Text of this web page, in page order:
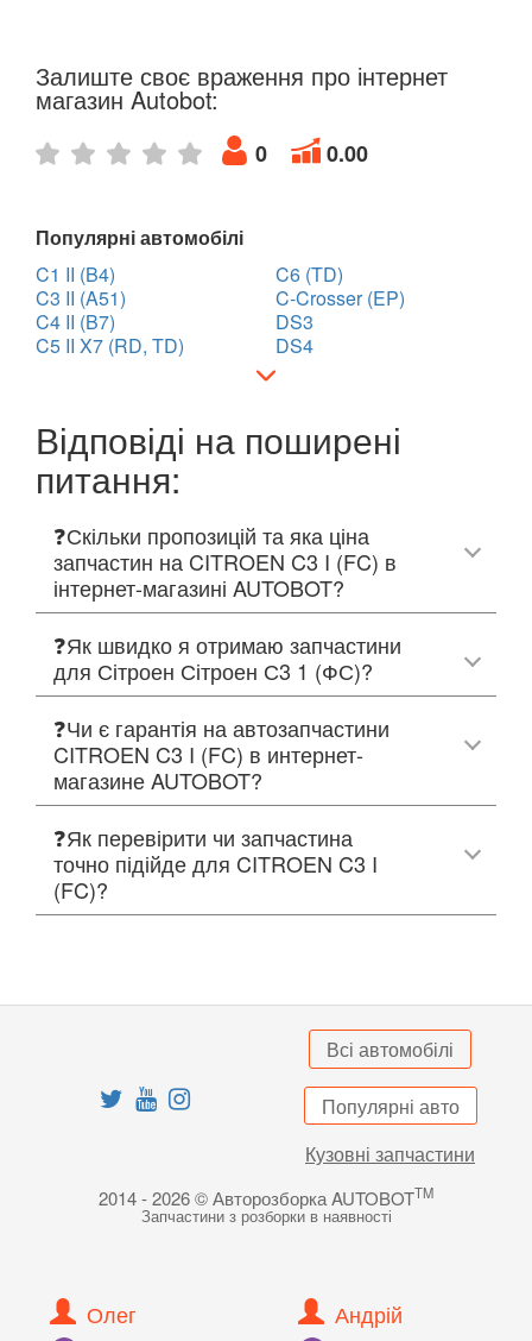
Залиште своє враження про інтернет
магазин Autobot:
0 0.00
Популярні автомобілі
C1 II (B4)
C3 II (A51)
C4 II (B7)
C5 II X7 (RD, TD)
C6 (TD)
C-Crosser (EP)
DS3
DS4
Відповіді на поширені
питання:
❓Скільки пропозицій та яка ціна
запчастин на CITROEN C3 I (FC) в
інтернет-магазині AUTOBOT?
❓Як швидко я отримаю запчастини
для Сітроен Сітроен С3 1 (ФС)?
❓Чи є гарантія на автозапчастини
CITROEN C3 I (FC) в интернет-
магазине AUTOBOT?
❓Як перевірити чи запчастина
точно підійде для CITROEN C3 I
(FC)?
Всі автомобілі
Популярні авто
Кузовні запчастини
2014 - 2026 © Авторозборка AUTOBOTTM
Запчастини з розборки в наявності
Олег
Андрій